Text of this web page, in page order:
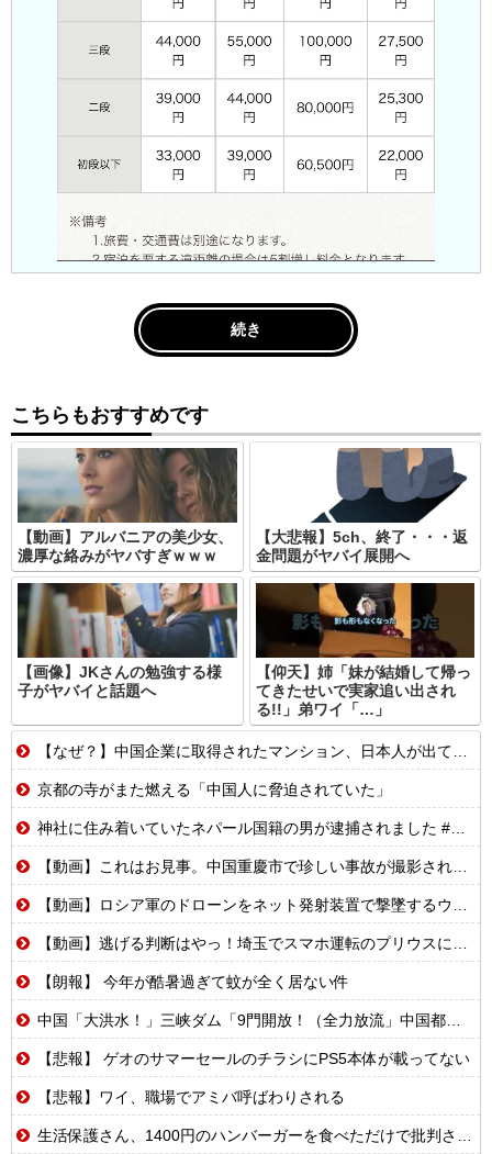
続き
こちらもおすすめです
【動画】アルバニアの美少女、
濃厚な絡みがヤバすぎｗｗｗ
【大悲報】5ch、終了・・・返
金問題がヤバイ展開へ
【画像】JKさんの勉強する様
子がヤバイと話題へ
【仰天】姉「妹が結婚して帰っ
てきたせいで実家追い出され
る!!」弟ワイ「…」
【なぜ？】中国企業に取得されたマンション、日本人が出ていきネパール人で埋まる
京都の寺がまた燃える「中国人に脅迫されていた」
神社に住み着いていたネパール国籍の男が逮捕されました #移民 #外国人
【動画】これはお見事。中国重慶市で珍しい事故が撮影される。
【動画】ロシア軍のドローンをネット発射装置で撃墜するウクライナ。
【動画】逃げる判断はやっ！埼玉でスマホ運転のプリウスに当て逃げされる車載。
【朗報】 今年が酷暑過ぎて蚊が全く居ない件
中国「大洪水！」三峡ダム「9門開放！（全力放流」中国都市「三峡沿線の道路水没」中国政府「高速道路封鎖！」中国ダム「緊急放流に合わせて開門（土砂崩れ発生」→
【悲報】 ゲオのサマーセールのチラシにPS5本体が載ってない
【悲報】ワイ、職場でアミバ呼ばわりされる
生活保護さん、1400円のハンバーガーを食べただけで批判される